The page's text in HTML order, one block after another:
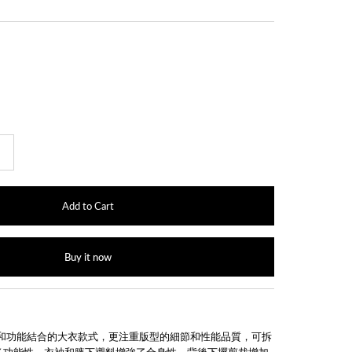
Buy it now
功能結合的大衣款式，更注重版型的細節和性能品質，可拆